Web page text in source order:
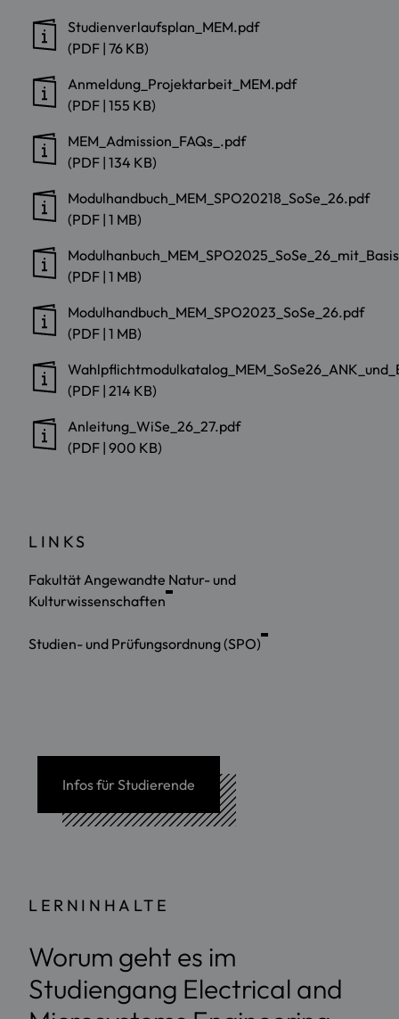
Studienverlaufsplan_MEM.pdf
(PDF | 76 KB)
Anmeldung_Projektarbeit_MEM.pdf
(PDF | 155 KB)
MEM_Admission_FAQs_.pdf
(PDF | 134 KB)
Modulhandbuch_MEM_SPO20218_SoSe_26.pdf
(PDF | 1 MB)
(PDF | 1 MB)
Modulhandbuch_MEM_SPO2023_SoSe_26.pdf
(PDF | 1 MB)
(PDF | 214 KB)
Anleitung_WiSe_26_27.pdf
(PDF | 900 KB)
LINKS
Fakultät Angewandte Natur- und
Kulturwissenschaften
Studien- und Prüfungsordnung (SPO)
Infos für Studierende
LERNINHALTE
Worum geht es im
Studiengang Electrical and